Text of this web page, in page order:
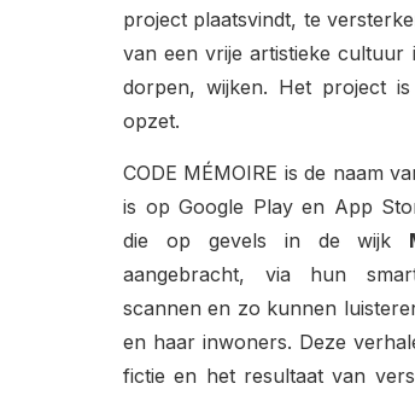
project plaatsvindt, te
van een vrije artistieke cultuur
dorpen, wijken. Het project
opzet.
CODE MÉMOIRE is de naam
is op Google Play en App
die op gevels in de wijk
aangebracht, via hun
scannen en zo kunnen
en haar inwoners. Deze
fictie en het resultaat van